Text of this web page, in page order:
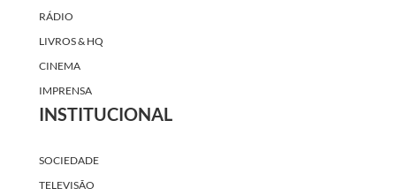
RÁDIO
LIVROS & HQ
CINEMA
IMPRENSA
INSTITUCIONAL
SOCIEDADE
TELEVISÃO